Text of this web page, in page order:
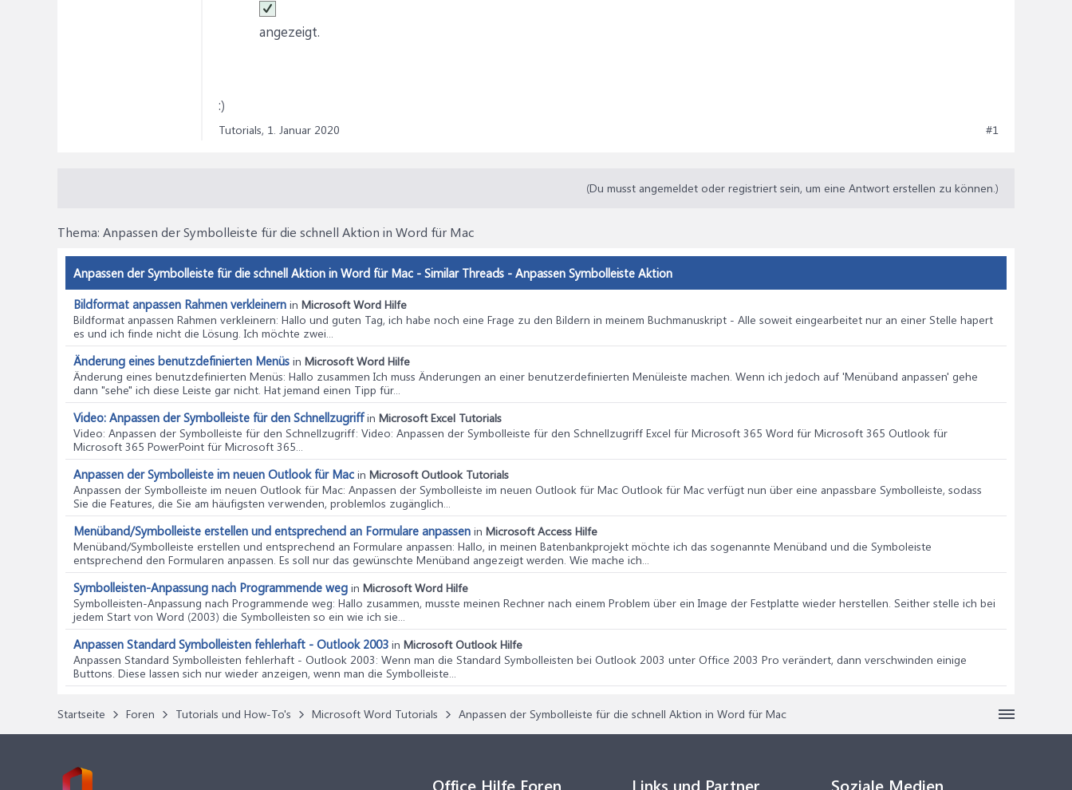
angezeigt.
:)
Tutorials, 1. Januar 2020 #1
(Du musst angemeldet oder registriert sein, um eine Antwort erstellen zu können.)
Thema: Anpassen der Symbolleiste für die schnell Aktion in Word für Mac
Anpassen der Symbolleiste für die schnell Aktion in Word für Mac - Similar Threads - Anpassen Symbolleiste Aktion
Bildformat anpassen Rahmen verkleinern in Microsoft Word Hilfe
Bildformat anpassen Rahmen verkleinern: Hallo und guten Tag, ich habe noch eine Frage zu den Bildern in meinem Buchmanuskript - Alle soweit eingearbeitet nur an einer Stelle hapert
es und ich finde nicht die Lösung. Ich möchte zwei...
Änderung eines benutzdefinierten Menüs in Microsoft Word Hilfe
Änderung eines benutzdefinierten Menüs: Hallo zusammen Ich muss Änderungen an einer benutzerdefinierten Menüleiste machen. Wenn ich jedoch auf 'Menüband anpassen' gehe
dann "sehe" ich diese Leiste gar nicht. Hat jemand einen Tipp für...
Video: Anpassen der Symbolleiste für den Schnellzugriffin Microsoft Excel Tutorials
Video: Anpassen der Symbolleiste für den Schnellzugriff: Video: Anpassen der Symbolleiste für den Schnellzugriff Excel für Microsoft 365 Word für Microsoft 365 Outlook für
Microsoft 365 PowerPoint für Microsoft 365...
Anpassen der Symbolleiste im neuen Outlook für Mac in Microsoft Outlook Tutorials
Anpassen der Symbolleiste im neuen Outlook für Mac: Anpassen der Symbolleiste im neuen Outlook für Mac Outlook für Mac verfügt nun über eine anpassbare Symbolleiste, sodass
Sie die Features, die Sie am häufigsten verwenden, problemlos zugänglich...
Menüband/Symbolleiste erstellen und entsprechend an Formulare anpassen in Microsoft Access Hilfe
Menüband/Symbolleiste erstellen und entsprechend an Formulare anpassen: Hallo, in meinen Batenbankprojekt möchte ich das sogenannte Menüband und die Symboleiste
entsprechend den Formularen anpassen. Es soll nur das gewünschte Menüband angezeigt werden. Wie mache ich...
Symbolleisten-Anpassung nach Programmende weg in Microsoft Word Hilfe
Symbolleisten-Anpassung nach Programmende weg: Hallo zusammen, musste meinen Rechner nach einem Problem über ein Image der Festplatte wieder herstellen. Seither stelle ich bei
jedem Start von Word (2003) die Symbolleisten so ein wie ich sie...
Anpassen Standard Symbolleisten fehlerhaft - Outlook 2003 in Microsoft Outlook Hilfe
Anpassen Standard Symbolleisten fehlerhaft - Outlook 2003: Wenn man die Standard Symbolleisten bei Outlook 2003 unter Office 2003 Pro verändert, dann verschwinden einige
Buttons. Diese lassen sich nur wieder anzeigen, wenn man die Symbolleiste...
Startseite Foren Tutorials und How-To's Microsoft Word Tutorials Anpassen der Symbolleiste für die schnell Aktion in Word für Mac
Office Hilfe Foren Links und Partner Soziale Medien